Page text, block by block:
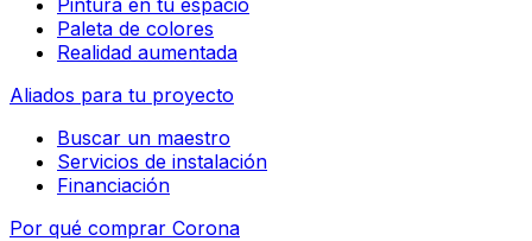
Pintura en tu espacio
Paleta de colores
Realidad aumentada
Aliados para tu proyecto
Buscar un maestro
Servicios de instalación
Financiación
Por qué comprar Corona